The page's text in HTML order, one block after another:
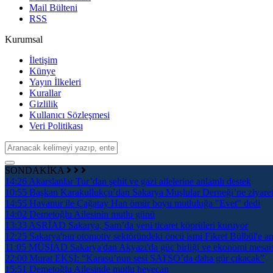
Mail Bülteni
RSS
Kurumsal
İletişim
Künye
Yayın İlkeleri
Kurallar
Gizlilik
Kullanıcı Sözleşmesi
Veri Politikası
SONDAKİKA
14:26 Akarslanlar Tur’dan şehit ve gazi ailelerine anlamlı destek
10:55 Başkan Karakullukçu’dan Sakarya Muşlular Derneği’ne ziyaret
14:55 Havanur ile Çağatay Han ömür boyu mutluluğa "Evet" dedi
14:02 Demetoğlu Ailesinin mutlu günü
13:33 ASRİAD Sakarya, Şam’da yeni ticaret köprüleri kuruyor
12:25 Sakarya'nın otomotiv sektöründeki öncü ismi Fikret Bülbül'e
11:05 MÜSİAD Sakarya'dan Akyazı'da güç birliği ve ekonomi
22:00 Murat EKŞİ: “Karasu’nun sesi SATSO’da daha gür çıkacak”
15:51 Demetoğlu Ailesinde mutlu heyecan